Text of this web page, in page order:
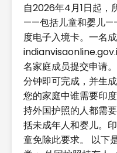
自2026年4月1日起，
——包括儿童和婴儿
度电子入境卡。一名
名家庭成员提交申请
分钟即可完成，并生
您的家庭中谁需要印
持外国护照的人都需
括未成年人和婴儿。
童免除此要求。 以下